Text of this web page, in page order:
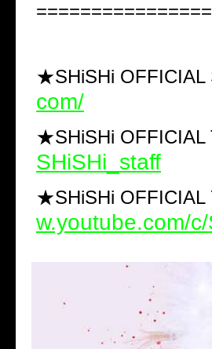
★SHiSHi OFFICIAL
com/
★SHiSHi OFFICIAL
SHiSHi_staff
★SHiSHi OFFICIAL
w.youtube.com/